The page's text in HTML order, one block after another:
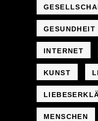
GESUNDHEIT
INTERNET
KUNST
MENSCHEN